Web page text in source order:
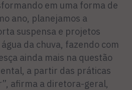
em uma forma de
ano, planejamos a
suspensa e projetos
da chuva, fazendo com
ainda mais na questão
a partir das práticas
afirma a diretora-geral,